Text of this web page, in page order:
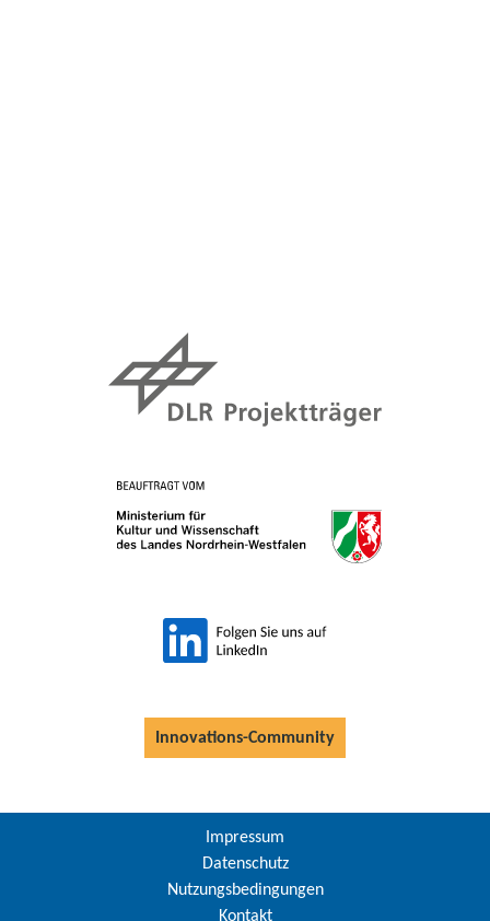
Innovations-Community
Impressum
Datenschutz
Nutzungsbedingungen
Kontakt